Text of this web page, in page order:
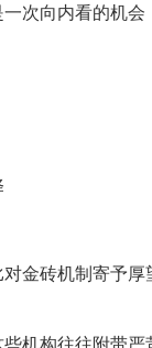
次向内看的机
金砖机制寄予